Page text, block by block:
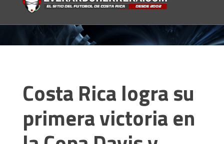
Costa Rica logra su
primera victoria en